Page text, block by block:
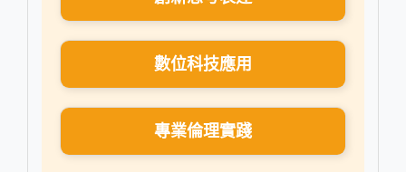
數位科技應用
專業倫理實踐